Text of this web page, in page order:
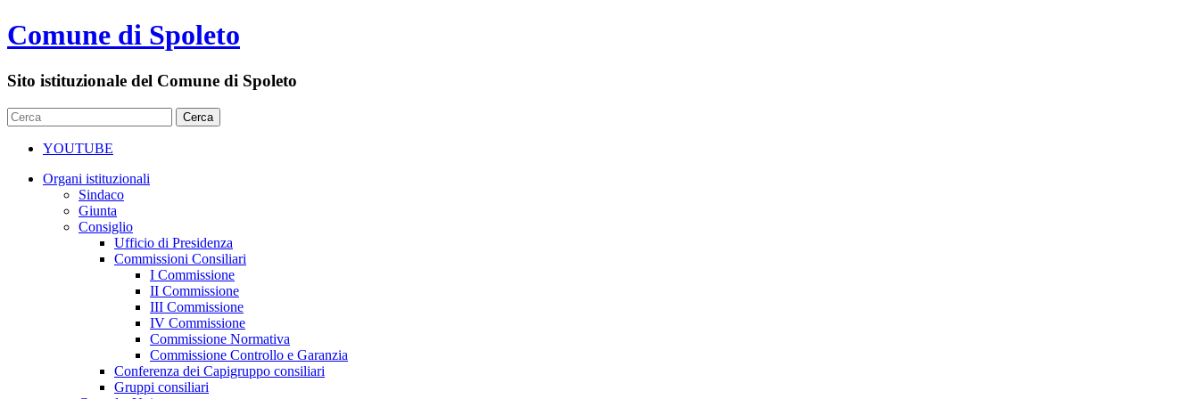
Comune di Spoleto
Sito istituzionale del Comune di Spoleto
YOUTUBE
Organi istituzionali
Sindaco
Giunta
Consiglio
Ufficio di Presidenza
Commissioni Consiliari
I Commissione
II Commissione
III Commissione
IV Commissione
Commissione Normativa
Commissione Controllo e Garanzia
Conferenza dei Capigruppo consiliari
Gruppi consiliari